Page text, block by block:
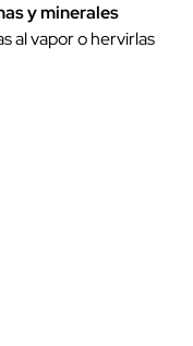
y minerales
al vapor o hervirlas